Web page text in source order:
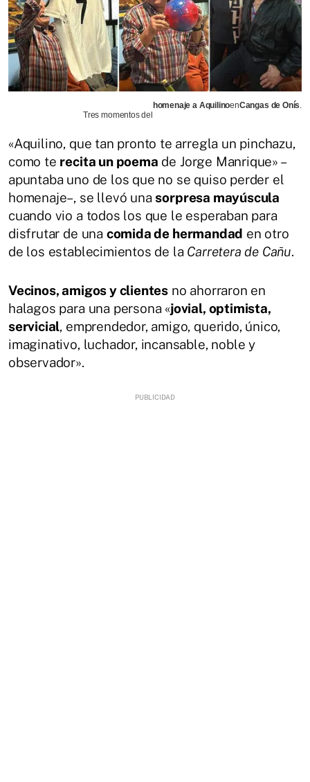
Tres momentos del
homenaje a AquilinoenCangas de Onís.
«Aquilino, que tan pronto te arregla un pinchazu,
como te recita un poema de Jorge Manrique» –
apuntaba uno de los que no se quiso perder el
homenaje–, se llevó unasorpresa mayúscula
cuando vio a todos los que le esperaban para
disfrutar de una comida de hermandad en otro
de los establecimientos de la Carretera de Cañu.
Vecinos, amigos y clientes no ahorraron en
halagos para una persona «jovial, optimista,
servicial, emprendedor, amigo, querido, único,
imaginativo, luchador, incansable, noble y
observador».